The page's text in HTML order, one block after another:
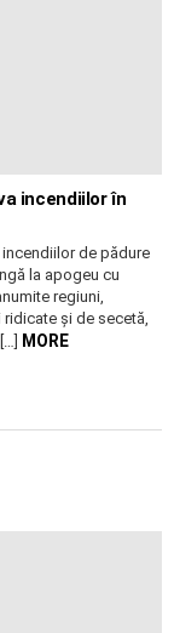
incendiilor în
de pădure
la apogeu cu
regiuni,
și de secetă,
MORE